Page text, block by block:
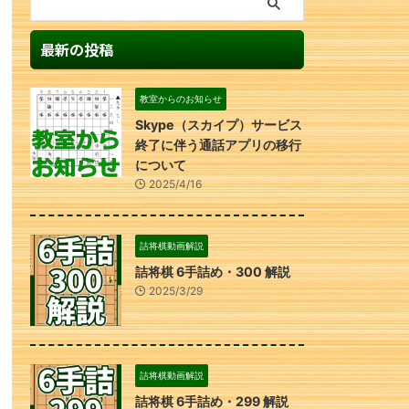
最新の投稿
教室からのお知らせ
Skype（スカイプ）サービス
終了に伴う通話アプリの移行
について
2025/4/16
詰将棋動画解説
詰将棋 6手詰め・300 解説
2025/3/29
詰将棋動画解説
詰将棋 6手詰め・299 解説